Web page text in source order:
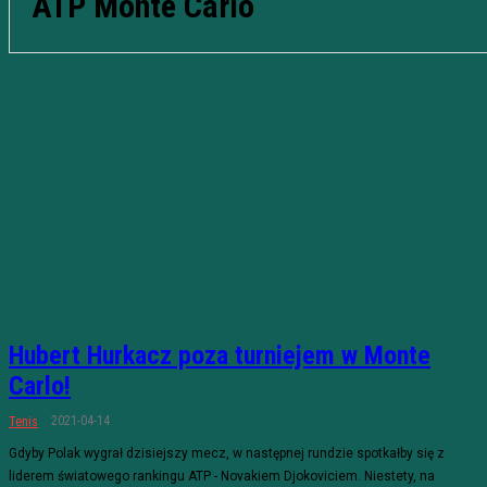
Hubert Hurkacz poza turniejem w Monte
Carlo!
Tenis 2021-04-14
Gdyby Polak wygrał dzisiejszy mecz, w następnej rundzie spotkałby się z
liderem światowego rankingu ATP - Novakiem Djokoviciem. Niestety, na